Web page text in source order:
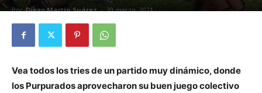
Por Diego Martín Suárez - 20 marzo, 2021
Vea todos los tries de un partido muy dinámico, donde
los Purpurados aprovecharon su buen juego colectivo